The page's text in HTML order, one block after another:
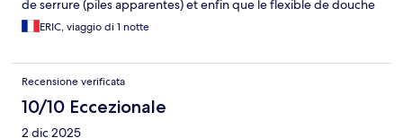
de serrure (piles apparentes) et enfin que le flexible de douche
pende car il manque la fixation permettant d’accrocher le
pommeau de douche À notre arrivée l’enregistrement c’est très
ERIC, viaggio di 1 notte
Recensione verificata
10/10 Eccezionale
2 dic 2025